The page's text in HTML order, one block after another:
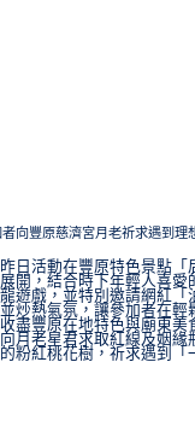
向豐原慈濟宮月老祈求遇到理
日活動在豐原特色景點「
開，結合時下年輕人喜愛
龍遊戲，並特別邀請網紅
炒熱氣氛，讓參加者在輕
盡豐原在地特色與廟東美
月老星君求取紅線及姻緣
粉紅桃花樹，祈求遇到「